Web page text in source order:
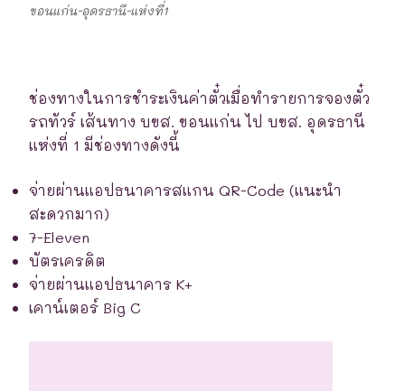
ขอนแก่น-อุดรธานี-แห่งที่1
ช่องทางในการชำระเงินค่าตั๋วเมื่อทำรายการจองตั๋ว
รถทัวร์ เส้นทาง บขส. ขอนแก่น ไป บขส. อุดรธานี
แห่งที่ 1 มีช่องทางดังนี้
จ่ายผ่านแอปธนาคารสแกน QR-Code (แนะนำ
สะดวกมาก)
7-Eleven
บัตรเครดิต
จ่ายผ่านแอปธนาคาร K+
เคาน์เตอร์ Big C